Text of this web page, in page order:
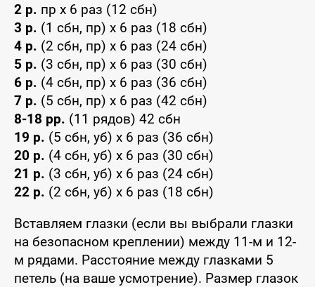
2 р. пр х 6 раз (12 сбн)
3 р. (1 сбн, пр) х 6 раз (18 сбн)
4 р. (2 сбн, пр) х 6 раз (24 сбн)
5 р. (3 сбн, пр) х 6 раз (30 сбн)
6 р. (4 сбн, пр) х 6 раз (36 сбн)
7 р. (5 сбн, пр) х 6 раз (42 сбн)
8-18 рр. (11 рядов) 42 сбн
19 р. (5 сбн, уб) х 6 раз (36 сбн)
20 р. (4 сбн, уб) х 6 раз (30 сбн)
21 р. (3 сбн, уб) х 6 раз (24 сбн)
22 р. (2 сбн, уб) х 6 раз (18 сбн)
Вставляем глазки (если вы выбрали глазки
на безопасном креплении) между 11-м и 12-
м рядами. Расстояние между глазками 5
петель (на ваше усмотрение). Размер глазок